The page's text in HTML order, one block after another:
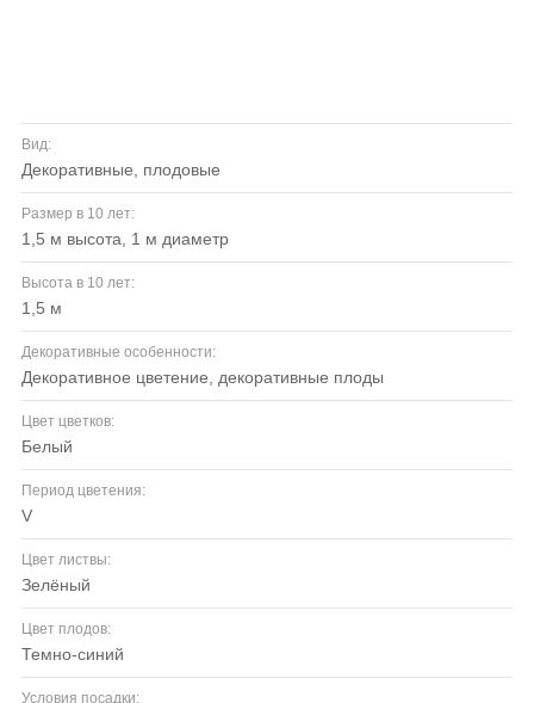
Вид:
декоративные, плодовые
Размер в 10 лет:
1,5 м высота, 1 м диаметр
Высота в 10 лет:
1,5 м
Декоративные особенности:
декоративное цветение, декоративные плоды
Цвет цветков:
белый
Период цветения:
V
Цвет листвы:
зелёный
Цвет плодов:
темно-синий
Условия посадки: